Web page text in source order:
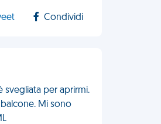
Condividi
svegliata per aprirmi.
Mi sono